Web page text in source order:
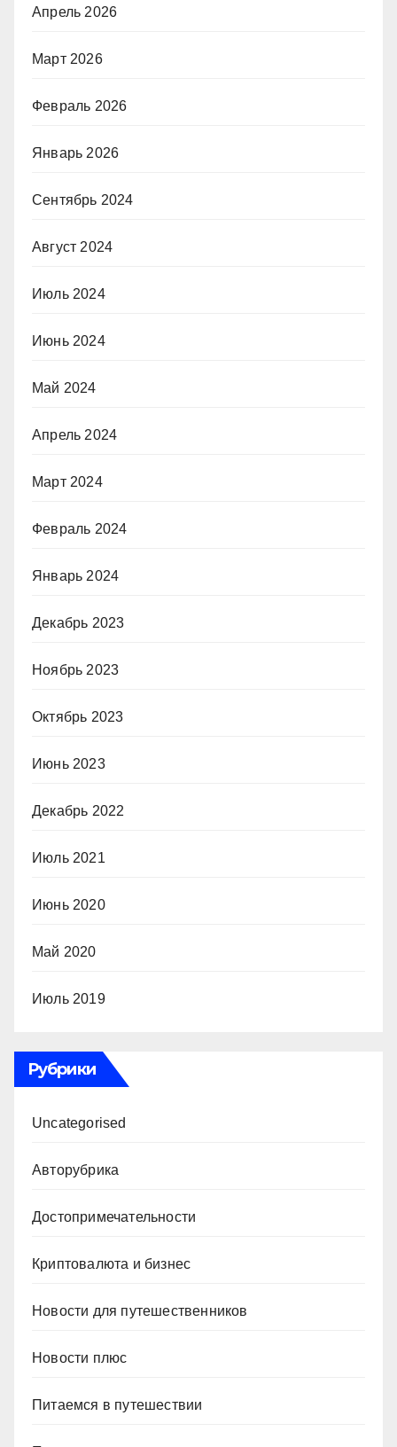
Апрель 2026
Март 2026
Февраль 2026
Январь 2026
Сентябрь 2024
Август 2024
Июль 2024
Июнь 2024
Май 2024
Апрель 2024
Март 2024
Февраль 2024
Январь 2024
Декабрь 2023
Ноябрь 2023
Октябрь 2023
Июнь 2023
Декабрь 2022
Июль 2021
Июнь 2020
Май 2020
Июль 2019
Рубрики
Uncategorised
Авторубрика
Достопримечательности
Криптовалюта и бизнес
Новости для путешественников
Новости плюс
Питаемся в путешествии